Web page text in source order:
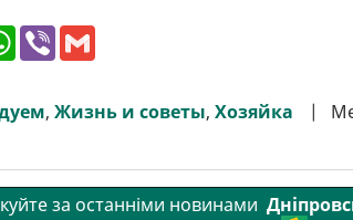
W
h
s
A
V
r l
, Жизнь и советы, Хозяйка
за останніми новинами